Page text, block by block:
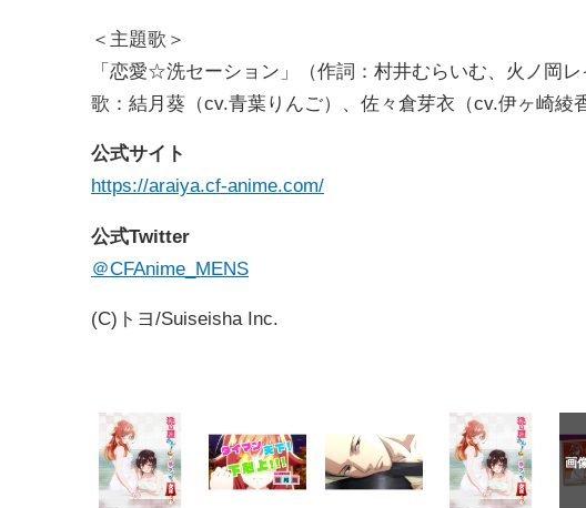
＜主題歌＞
「恋愛☆洗セーション」（作詞：村井むらいむ、火ノ岡
歌：結月葵（cv.青葉りんご）、佐々倉芽衣（cv.伊ヶ崎綾
公式サイト
https://araiya.cf-anime.com/
公式Twitter
＠CFAnime_MENS
(C)トヨ/Suiseisha Inc.